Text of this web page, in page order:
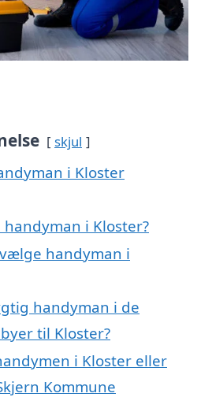
skjul
i Kloster
i Kloster?
handyman i
handyman i de
til Kloster?
i Kloster eller
Kommune